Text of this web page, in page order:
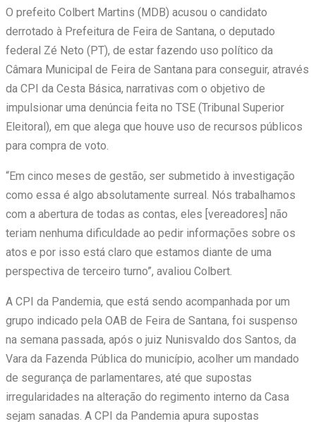
O prefeito Colbert Martins (MDB) acusou o candidato
derrotado à Prefeitura de Feira de Santana, o deputado
federal Zé Neto (PT), de estar fazendo uso político da
Câmara Municipal de Feira de Santana para conseguir, através
da CPI da Cesta Básica, narrativas com o objetivo de
impulsionar uma denúncia feita no TSE (Tribunal Superior
Eleitoral), em que alega que houve uso de recursos públicos
para compra de voto.
“Em cinco meses de gestão, ser submetido à investigação
como essa é algo absolutamente surreal. Nós trabalhamos
com a abertura de todas as contas, eles [vereadores] não
teriam nenhuma dificuldade ao pedir informações sobre os
atos e por isso está claro que estamos diante de uma
perspectiva de terceiro turno”, avaliou Colbert.
A CPI da Pandemia, que está sendo acompanhada por um
grupo indicado pela OAB de Feira de Santana, foi suspenso
na semana passada, após o juiz Nunisvaldo dos Santos, da
Vara da Fazenda Pública do município, acolher um mandado
de segurança de parlamentares, até que supostas
irregularidades na alteração do regimento interno da Casa
sejam sanadas. A CPI da Pandemia apura supostas